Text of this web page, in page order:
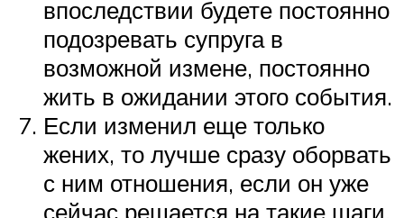
впоследствии будете постоянно
подозревать супруга в
возможной измене, постоянно
жить в ожидании этого события.
Если изменил еще только
жених, то лучше сразу оборвать
с ним отношения, если он уже
сейчас решается на такие шаги.